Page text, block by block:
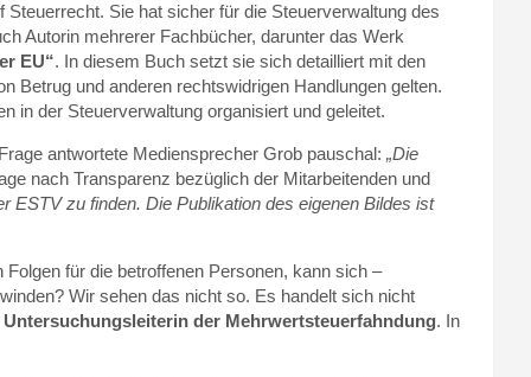
Sie hat sicher für die Steuerverwaltung des
Autorin mehrerer Fachbücher, darunter das Werk
EU“. In diesem Buch setzt sie sich detailliert mit den
Betrug und anderen rechtswidrigen Handlungen gelten.
in der Steuerverwaltung organisiert und geleitet.
antwortete Mediensprecher Grob pauschal: „Die
nach Transparenz bezüglich der Mitarbeitenden und
ESTV zu finden. Die Publikation des eigenen Bildes ist
für die betroffenen Personen, kann sich –
Wir sehen das nicht so. Es handelt sich nicht
Untersuchungsleiterin der Mehrwertsteuerfahndung. In